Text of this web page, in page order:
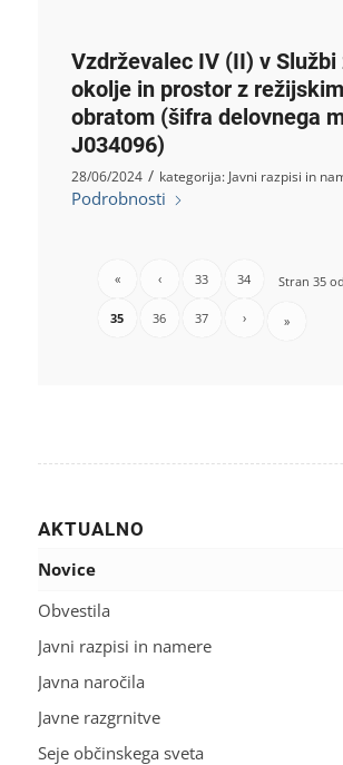
Vzdrževalec IV (II) v Službi
okolje in prostor z režijskim
obratom (šifra delovnega
J034096)
28/06/2024 / kategorija: Javni razpisi in
Podrobnosti
Stran 35
« ‹ 33 34
35 36 37 › »
AKTUALNO
Novice
Obvestila
Javni razpisi in namere
Javna naročila
Javne razgrnitve
Seje občinskega sveta